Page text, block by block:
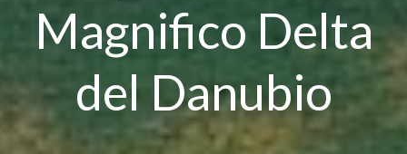
Magnifico Delta
del Danubio